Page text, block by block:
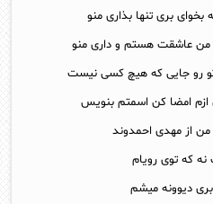
بخوای بری تنها بذاری منو
من عاشقت هستم و داری منو
تو رو جایی که هیچ کسی نیست
امضا کن اسمتم بنویس
از مهدی احمدوند
که توی رویام
دیوونه میشم